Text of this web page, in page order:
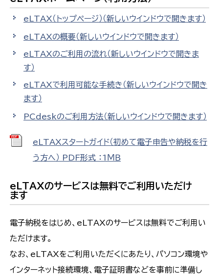
eLTAX（トップページ） （新しいウインドウで開きます）
eLTAXの概要（新しいウインドウで開きます）
eLTAXのご利用の流れ（新しいウインドウで開きま
す）
eLTAXで利用可能な手続き （新しいウインドウで開き
ます）
PCdeskのご利用方法（新しいウインドウで開きます）
eLTAXスタートガイド（初めて電子申告や納税を行
う方へ） PDF形式 ：1ＭＢ
eLTAXのサービスは無料でご利用いただけ
ます
電子納税をはじめ、eLTAXのサービスは無料でご利用い
ただけます。
なお、eLTAXをご利用いただくにあたり、パソコン環境や
インターネット接続環境、電子証明書などを事前に準備し